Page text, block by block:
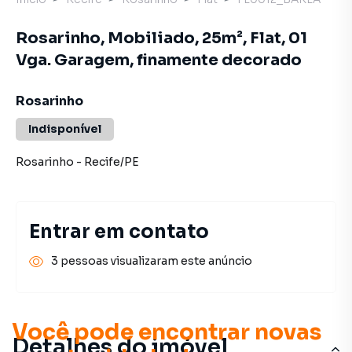
Você pode encontrar novas
Rosarinho, Mobiliado, 25m², Flat, 01
Vga. Garagem, finamente decorado
Rosarinho
Indisponível
Rosarinho - Recife/PE
Entrar em contato
3 pessoas visualizaram este anúncio